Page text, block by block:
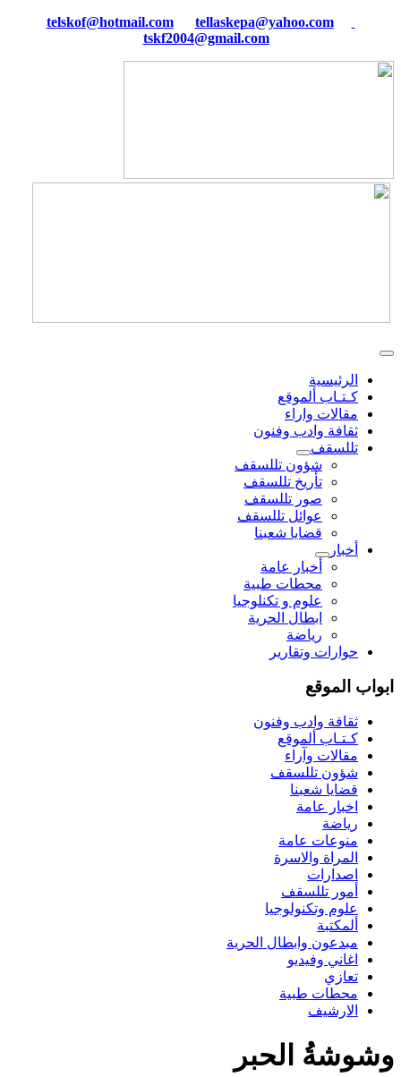
tellaskepa@yahoo.com
tskf2004@gmail.com
الرئيسية
كـتـاب ألموقع
مقالات واراء
ثقافة وادب وفنون
تللسقف
شؤون تللسقف
تأريخ تللسقف
صور تللسقف
عوائل تللسقف
قضايا شعبنا
أخبار
أخبار عامة
محطات طبية
علوم و تکنلوجیا
ابطال الحرية
رياضة
حوارات وتقارير
ابواب الموقع
ثقافة وادب وفنون
كـتـاب ألموقع
مقالات وآراء
شؤون تللسقف
قضايا شعبنا
اخبار عامة
رياضة
منوعات عامة
المراة والاسرة
اصدارات
أمور تللسقف
علوم وتكنولوجيا
ألمكتبة
مبدعون وابطال الحرية
اغاني وفيديو
تعازي
محطات طبية
الارشيف
وشوشةُ الحبر